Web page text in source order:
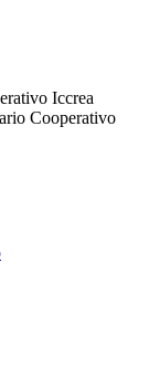
Iccrea
Cooperativo